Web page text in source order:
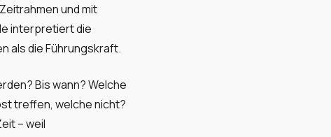
und mit
interpretiert die
als die Führungskraft.
Bis wann? Welche
treffen, welche nicht?
– weil